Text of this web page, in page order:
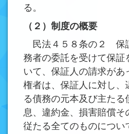
る。
（２）制度の概要
民法４５８条の２ 保
務者の委託を受けて保証
いて、保証人の請求があ
権者は、保証人に対し、
る債務の元本及び主たる
息、違約金、損害賠償そ
従たる全てのものについ